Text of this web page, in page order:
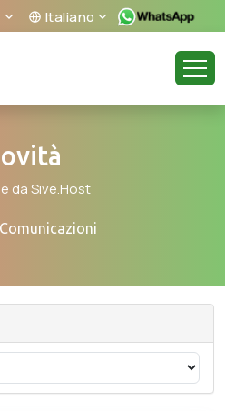
Italiano
da Sive.Host
Comunicazioni